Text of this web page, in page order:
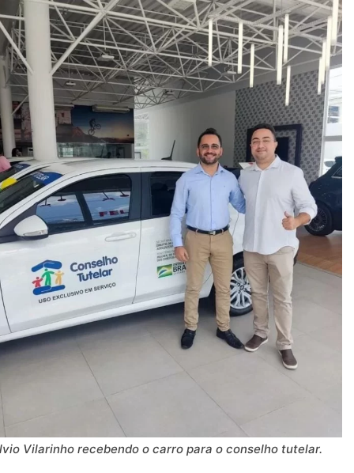
Vilarinho recebendo o carro para o conselho tutelar.